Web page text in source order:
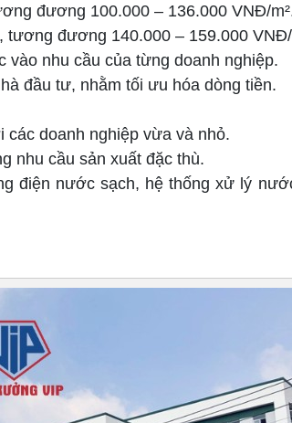
đương 100.000 – 136.000 VNĐ/
tương đương 140.000 – 159.000 VNĐ/
vào nhu cầu của từng doanh nghiệp.
đầu tư, nhằm tối ưu hóa dòng tiền.
các doanh nghiệp vừa và nhỏ.
nhu cầu sản xuất đặc thù.
điện nước sạch, hệ thống xử lý